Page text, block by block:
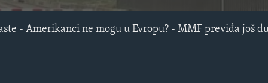
- Amerikanci ne mogu u Evropu? - MMF previđa još